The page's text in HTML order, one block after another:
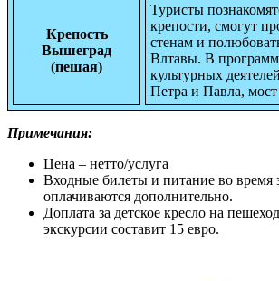
Крепость
Вышеград
(пешая)
Туристы
крепости, смогут
стенам и
Влтавы. В
культурных
Петра и Павла,
Примечания:
Цена – нетто/услуга
Входные билеты и питание во время
оплачиваются дополнительно.
Доплата за детское кресло на
экскурсии составит 15 евро.